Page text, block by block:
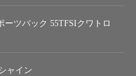
ツバック 55TFSIクワトロ
ャイン